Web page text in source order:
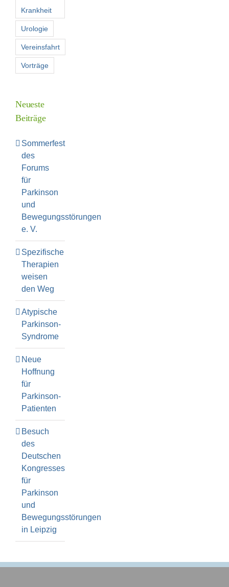
Krankheit
Urologie
Vereinsfahrt
Vorträge
Neueste
Beiträge
Sommerfest
des
Forums
für
Parkinson
und
Bewegungsstörungen
e. V.
Spezifische
Therapien
weisen
den Weg
Atypische
Parkinson-
Syndrome
Neue
Hoffnung
für
Parkinson-
Patienten
Besuch
des
Deutschen
Kongresses
für
Parkinson
und
Bewegungsstörungen
in Leipzig